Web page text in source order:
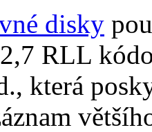
disky
RLL
která